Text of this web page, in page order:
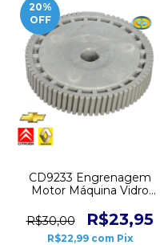
20%
OFF
CD9233 Engrenagem
Motor Máquina Vidro
Citroen C3 Renault Scenic
Traseira
R$30,00 R$23,95
R$22,99 com Pix